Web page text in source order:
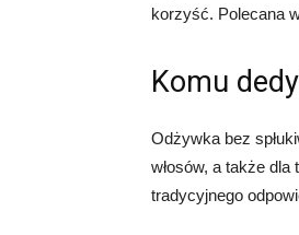
korzyść. Polecana
Komu
Odżywka bez
włosów, a także
tradycyjnego